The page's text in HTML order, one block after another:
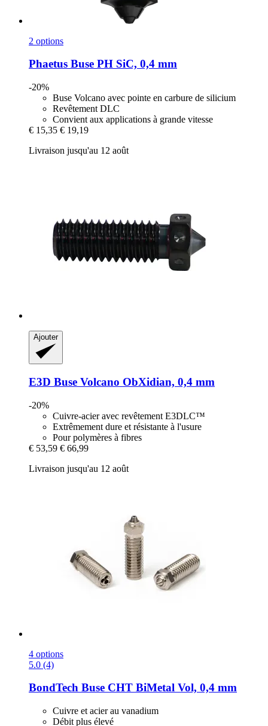
2 options
Phaetus Buse PH SiC, 0,4 mm
-20%
Buse Volcano avec pointe en carbure de silicium
Revêtement DLC
Convient aux applications à grande vitesse
€ 15,35 € 19,19
Livraison jusqu'au 12 août
Ajouter
E3D Buse Volcano ObXidian, 0,4 mm
-20%
Cuivre-acier avec revêtement E3DLC™
Extrêmement dure et résistante à l'usure
Pour polymères à fibres
€ 53,59 € 66,99
Livraison jusqu'au 12 août
4 options
5.0 (4)
BondTech Buse CHT BiMetal Vol, 0,4 mm
Cuivre et acier au vanadium
Débit plus élevé